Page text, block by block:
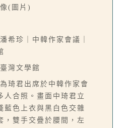
(圖片)
希珍｜中韓作家會議｜
灣文學館
琦君出席於中韓作家會
人合照。畫面中琦君立
藍色上衣與黑白色交雜
，雙手交疊於腰間，左